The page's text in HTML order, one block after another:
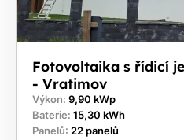
Fotovoltaika s řídicí
- Vratimov
Výkon: 9,90 kWp
Baterie: 15,30 kWh
Panelů: 22 panelů